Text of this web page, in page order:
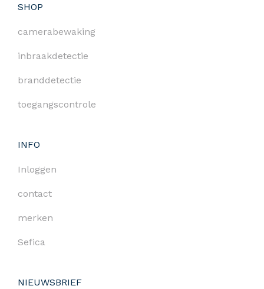
SHOP
camerabewaking
inbraakdetectie
branddetectie
toegangscontrole
INFO
Inloggen
contact
merken
Sefica
NIEUWSBRIEF